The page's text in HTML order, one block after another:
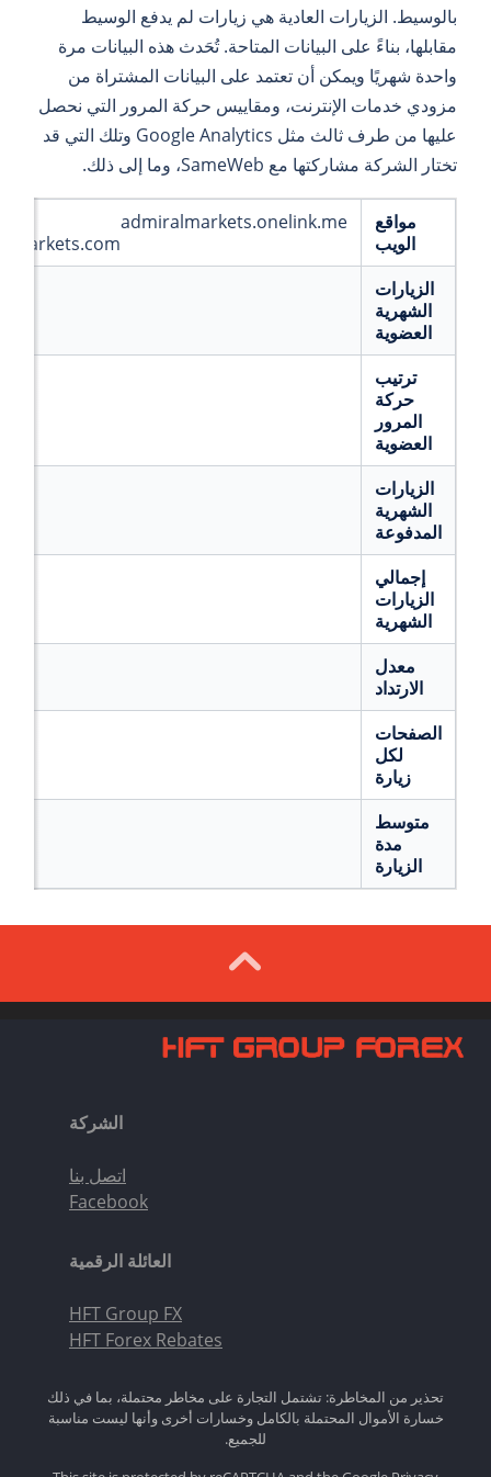
بالوسيط. الزيارات العادية هي زيارات لم يدفع الوسيط
مقابلها، بناءً على البيانات المتاحة. تُحَدث هذه البيانات مرة
واحدة شهريًا ويمكن أن تعتمد على البيانات المشتراة من
مزودي خدمات الإنترنت، ومقاييس حركة المرور التي نحصل
عليها من طرف ثالث مثل Google Analytics وتلك التي قد
تختار الشركة مشاركتها مع SameWeb، وما إلى ذلك.
مواقع
الويب
admiralmarkets.onelink.me
الزيارات
الشهرية
العضوية
ترتيب
حركة
المرور
العضوية
الزيارات
الشهرية
المدفوعة
إجمالي
الزيارات
الشهرية
معدل
الارتداد
الصفحات
لكل
زيارة
متوسط
مدة
الزيارة
الشركة
اتصل بنا
Facebook
العائلة الرقمية
HFT Group FX
HFT Forex Rebates
تحذير من المخاطرة: تشتمل التجارة على مخاطر محتملة، بما في ذلك
خسارة الأموال المحتملة بالكامل وخسارات أخرى وأنها ليست مناسبة
للجميع.